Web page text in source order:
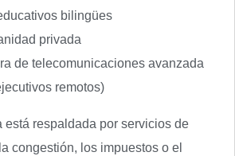
bilingües
privada
de telecomunicaciones avanzada
remotos)
está respaldada por servicios de
congestión, los impuestos o el